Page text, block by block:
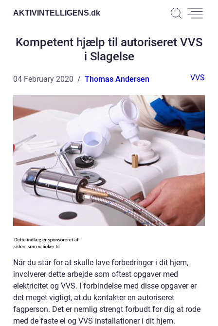
AKTIVINTELLIGENS.dk
Kompetent hjælp til autoriseret VVS
i Slagelse
04 February 2020 Thomas Andersen VVS
Når du står for at skulle lave forbedringer i dit hjem,
involverer dette arbejde som oftest opgaver med
elektricitet og VVS. I forbindelse med disse opgaver er
det meget vigtigt, at du kontakter en autoriseret
fagperson. Det er nemlig strengt forbudt for dig at rode
med de faste el og VVS installationer i dit hjem.